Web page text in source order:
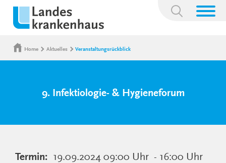
Suchbegriff:
Home Aktuelles Veranstaltungsrückblick
9. Infektiologie- & Hygieneforum
Termin: 19.09.2024 09:00 Uhr - 16:00 Uhr